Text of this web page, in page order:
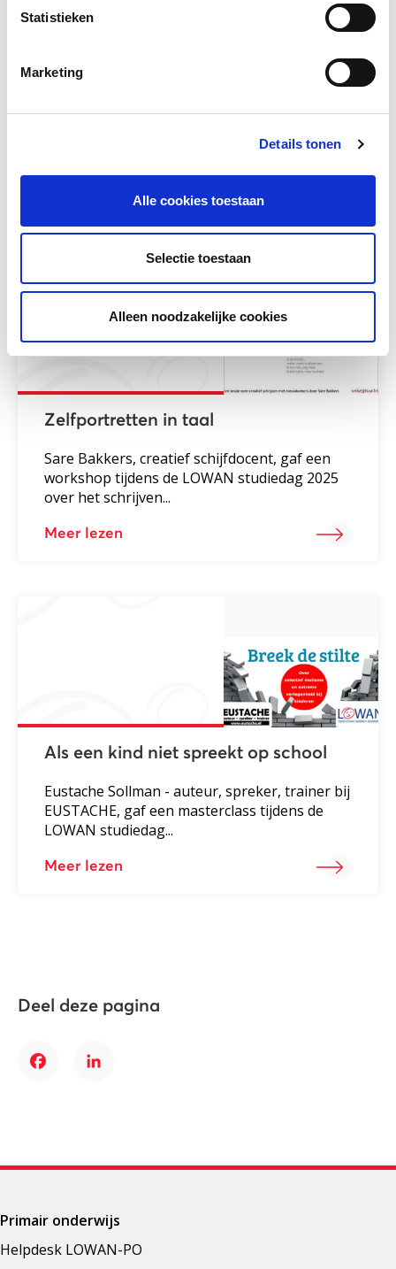
Statistieken
Marketing
Details tonen
Alle cookies toestaan
Selectie toestaan
Alleen noodzakelijke cookies
eigenaar van Bureau d'r Bij gaf een workshop
Zelfportretten in taal
Sare Bakkers, creatief schijfdocent, gaf een
workshop tijdens de LOWAN studiedag 2025
over het schrijven...
Meer lezen
Als een kind niet spreekt op school
Eustache Sollman - auteur, spreker, trainer bij
EUSTACHE, gaf een masterclass tijdens de
LOWAN studiedag...
Meer lezen
Deel deze pagina
FacebookLinkedIn
Primair onderwijs
Helpdesk LOWAN-PO